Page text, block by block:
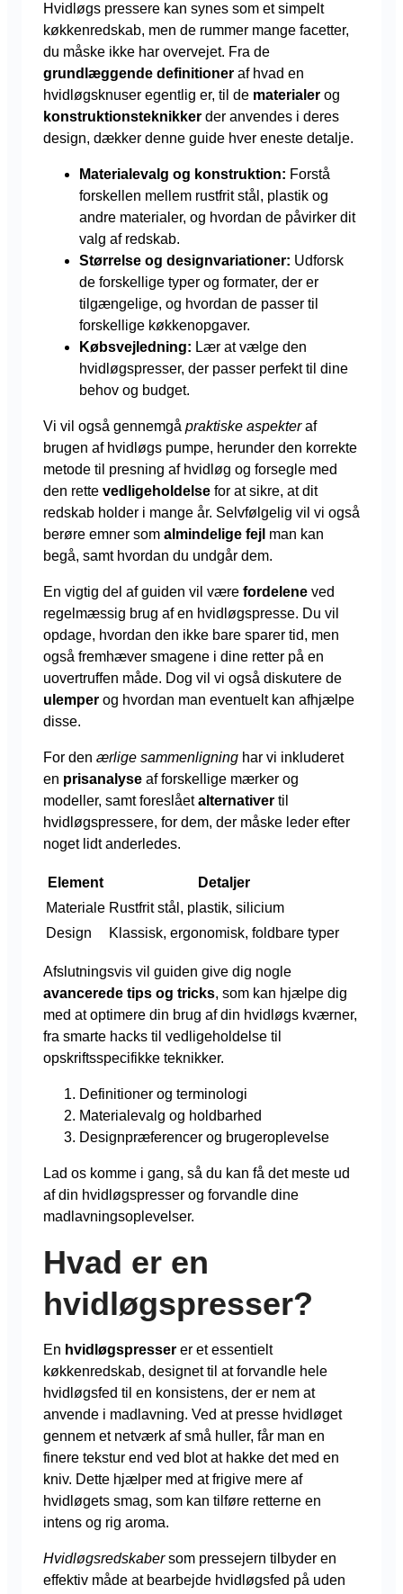
Hvidløgs pressere kan synes som et simpelt
køkkenredskab, men de rummer mange facetter,
du måske ikke har overvejet. Fra de
grundlæggende definitioner af hvad en
hvidløgsknuser egentlig er, til de materialer og
konstruktionsteknikker der anvendes i deres
design, dækker denne guide hver eneste detalje.
Materialevalg og konstruktion: Forstå
forskellen mellem rustfrit stål, plastik og
andre materialer, og hvordan de påvirker dit
valg af redskab.
Størrelse og designvariationer: Udforsk
de forskellige typer og formater, der er
tilgængelige, og hvordan de passer til
forskellige køkkenopgaver.
Købsvejledning: Lær at vælge den
hvidløgspresser, der passer perfekt til dine
behov og budget.
Vi vil også gennemgå praktiske aspekteraf
brugen af hvidløgs pumpe, herunder den korrekte
metode til presning af hvidløg og forsegle med
den rette vedligeholdelse for at sikre, at dit
redskab holder i mange år. Selvfølgelig vil vi også
berøre emner som almindelige fejl man kan
begå, samt hvordan du undgår dem.
En vigtig del af guiden vil være fordelene ved
regelmæssig brug af en hvidløgspresse. Du vil
opdage, hvordan den ikke bare sparer tid, men
også fremhæver smagene i dine retter på en
uovertruffen måde. Dog vil vi også diskutere de
ulemper og hvordan man eventuelt kan afhjælpe
disse.
For den ærlige sammenligning har vi inkluderet
en prisanalyse af forskellige mærker og
modeller, samt foreslåetalternativer til
hvidløgspressere, for dem, der måske leder efter
noget lidt anderledes.
Element
Detaljer
Materiale Rustfrit stål, plastik, silicium
Design
Klassisk, ergonomisk, foldbare typer
Afslutningsvis vil guiden give dig nogle
avancerede tips og tricks, som kan hjælpe dig
med at optimere din brug af din hvidløgs kværner,
fra smarte hacks til vedligeholdelse til
opskriftsspecifikke teknikker.
Definitioner og terminologi
Materialevalg og holdbarhed
Designpræferencer og brugeroplevelse
Lad os komme i gang, så du kan få det meste ud
af din hvidløgspresser og forvandle dine
madlavningsoplevelser.
Hvad er en
hvidløgspresser?
En hvidløgspresser er et essentielt
køkkenredskab, designet til at forvandle hele
hvidløgsfed til en konsistens, der er nem at
anvende i madlavning. Ved at presse hvidløget
gennem et netværk af små huller, får man en
finere tekstur end ved blot at hakke det med en
kniv. Dette hjælper med at frigive mere af
hvidløgets smag, som kan tilføre retterne en
intens og rig aroma.
Hvidløgsredskabersom pressejern tilbyder en
effektiv måde at bearbejde hvidløgsfed på uden